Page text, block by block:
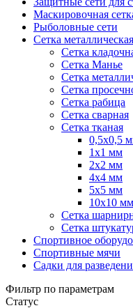
Маскировочная
Рыболовные сети
Сетка металлическая
Сетка
Сетка Манье
Сетка
Сетка
Сетка рабица
Сетка сварная
Сетка тканая
0,5х0,5
1х1 мм
2х2 мм
4х4 мм
5х5 мм
10х10 мм
Сетка
Сетка
Спортивное
Спортивные мячи
Садки для
Фильтр по параметрам
Статус